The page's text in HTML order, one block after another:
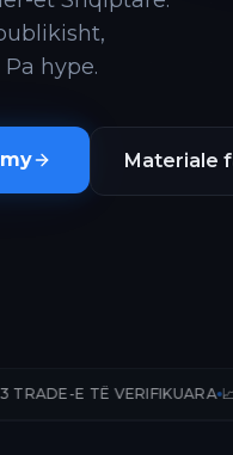
hype.
Materiale
📈 +236.67%